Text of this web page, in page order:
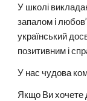
У школі
запалом і
український
позитивним і
У насчудова
Якщо Ви хочете